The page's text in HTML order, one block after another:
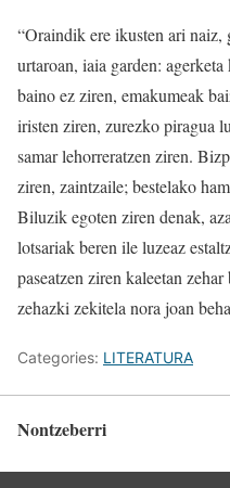
“Oraindik ere ikusten ari
urtaroan, iaia garden:
baino ez ziren, emakumeak
iristen ziren, zurezko piragua
samar lehorreratzen ziren.
ziren, zaintzaile; bestelako
Biluzik egoten ziren denak,
lotsariak beren ile luzeaz
paseatzen ziren kaleetan
zehazki zekitela nora joan
Categories: LITERATURA
Nontzeberri